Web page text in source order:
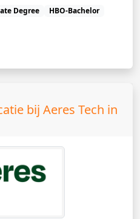
Degree
HBO-Bachelor
bij Aeres Tech in